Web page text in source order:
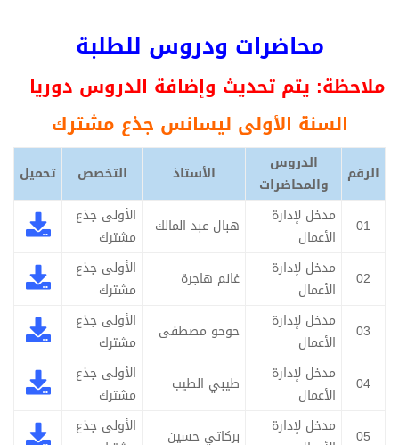
محاضرات ودروس للطلبة
ملاحظة: يتم تحديث وإضافة الدروس دوريا
السنة الأولى ليسانس جذع مشترك
الرقم
الدروس
والمحاضرات
الأستاذ التخصص تحميل
01
مدخل لإدارة
الأعمال
هبال عبد المالك
الأولى جذع
مشترك
02
مدخل لإدارة
الأعمال
غانم هاجرة
الأولى جذع
مشترك
03
مدخل لإدارة
الأعمال
حوحو مصطفى
الأولى جذع
مشترك
04
مدخل لإدارة
الأعمال
طيبي الطيب
الأولى جذع
مشترك
05
مدخل لإدارة
بركاتي حسين
الأولى جذع